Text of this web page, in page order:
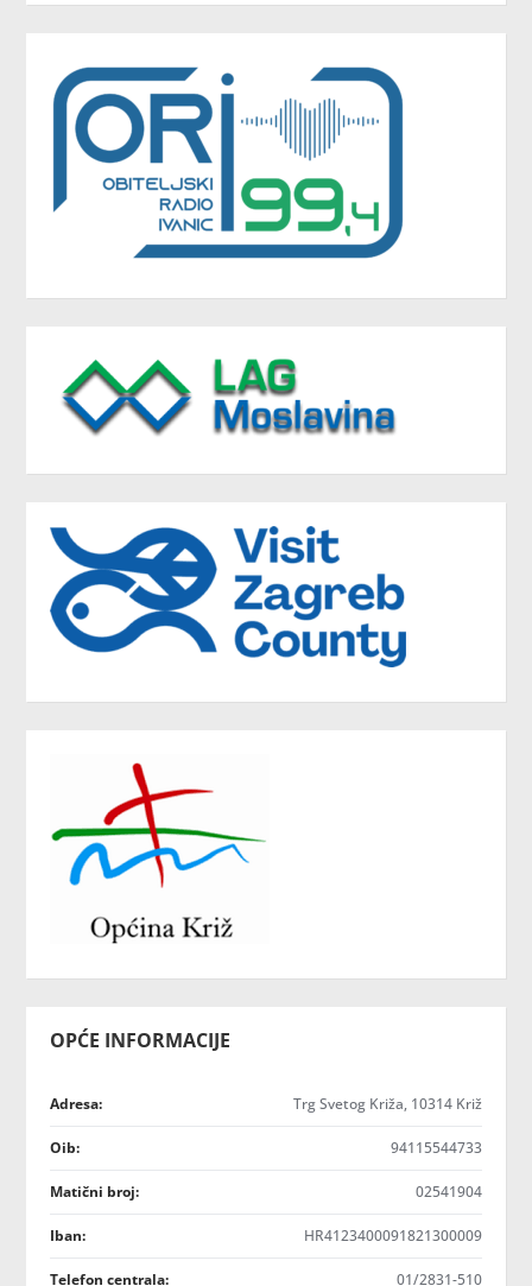
OPĆE INFORMACIJE
Adresa: Trg Svetog Križa, 10314 Križ
Oib: 94115544733
Matični broj: 02541904
Iban: HR4123400091821300009
Telefon centrala: 01/2831-510